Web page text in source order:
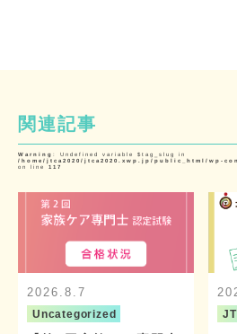
関連記事
Warning : Undefined variable $tag_slug in
/home/jtca2020/jtca2020.xwp.jp/public_html/wp-
on line117
2026.8.7
Uncategorized